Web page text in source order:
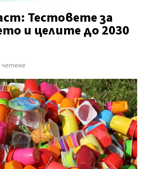
Тестовете за
и целите до 2030
четене